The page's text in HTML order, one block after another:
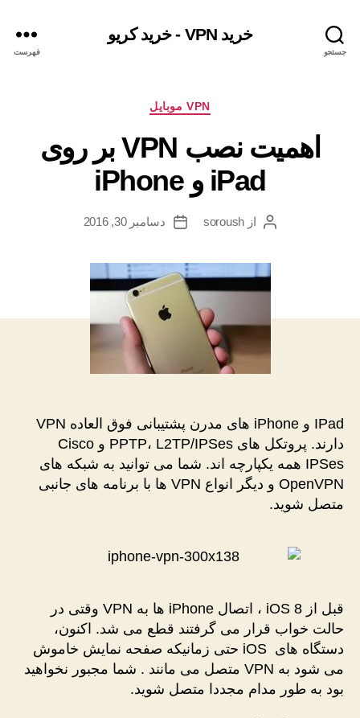
جستجو
خرید VPN - خرید کریو
فهرست
دسته‌ها VPN موبایل
اهمیت نصب VPN بر روی
iPad و iPhone
نویسندهٔ
از soroush
تاریخدسامبر 30, 2016
IPad و iPhone های مدرن پشتیبانی فوق العاده VPN
دارند. پروتکل های PPTP، L2TP/IPSes و Cisco
IPSes همه یکپارچه اند. شما می توانید به شبکه های
OpenVPN و دیگر انواع VPN ها با برنامه های جانبی
متصل شوید.
قبل از iOS 8 ، اتصال iPhone ها به VPN وقتی در
حالت خواب قرار می گرفتند قطع می شد. اکنون،
دستگاه های iOS حتی زمانیکه صفحه نمایش خاموش
می شود به VPN متصل می مانند . شما مجبور نخواهید
بود به طور مدام مجددا متصل شوید.